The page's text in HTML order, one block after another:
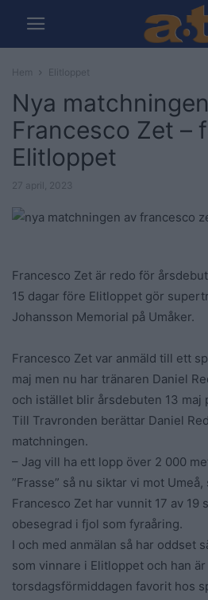
Hem Elitloppet
Nya
Francesco Zet –
Elitloppet
27 april, 2023
Francesco Zet är redo för
15 dagar före Elitloppet gör
Johansson Memorial på Umåker.
Francesco Zet var anmäld till ett
maj men nu har tränaren Daniel
och istället blir årsdebuten 13 maj
Till Travronden berättar Daniel
matchningen.
– Jag vill ha ett lopp över 2 000
”Frasse” så nu siktar vi mot
Francesco Zet har vunnit 17 av 19
obesegrad i fjol som fyraåring.
I och med anmälan så har oddset
som vinnare i Elitloppet och han är
torsdagsförmiddagen favorit hos